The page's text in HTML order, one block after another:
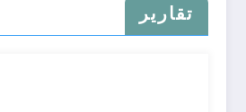
تقارير